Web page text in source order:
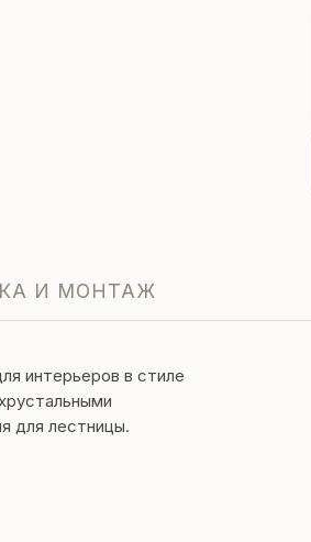
И МОНТАЖ
интерьеров в стиле
для лестницы.